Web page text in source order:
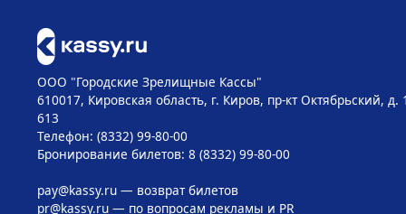
ООО "Городские Зрелищные Кассы"
610017, Кировская область, г. Киров, пр-кт Октябрьский, д.
613
Телефон: (8332) 99-80-00
Бронирование билетов: 8 (8332) 99-80-00
pay@kassy.ru— возврат билетов
pr@kassy.ru— по вопросам рекламы и PR